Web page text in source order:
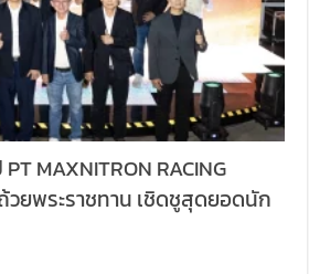
MAXNITRON RACING
วยพระราชทาน เชิดชูสุดยอดนัก